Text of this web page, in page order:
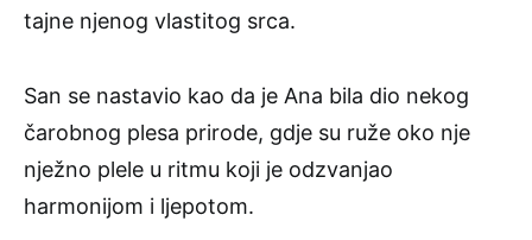
tajne njenog vlastitog srca.
San se nastavio kao da je Ana bila dio nekog
čarobnog plesa prirode, gdje su ruže oko nje
nježno plele u ritmu koji je odzvanjao
harmonijom i ljepotom.